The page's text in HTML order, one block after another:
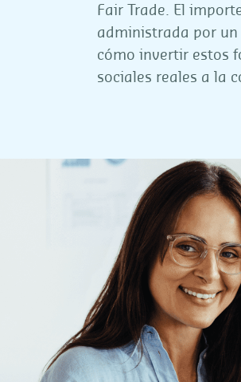
Fair Trade. El
administrada por un
cómo invertir estos
sociales reales a la